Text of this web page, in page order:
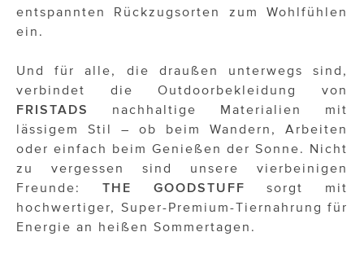
entspannten Rückzugsorten zum Wohlfühlen
ein.
Und für alle, die draußen unterwegs sind,
verbindet die Outdoorbekleidung von
FRISTADS
nachhaltige Materialien mit
lässigem Stil – ob beim Wandern, Arbeiten
oder einfach beim Genießen der Sonne. Nicht
zu vergessen sind unsere vierbeinigen
Freunde: THE GOODSTUFF sorgt mit
hochwertiger, Super-Premium-Tiernahrung für
Energie an heißen Sommertagen.